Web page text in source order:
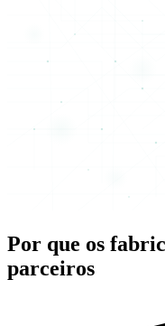
Por que os
parceiros